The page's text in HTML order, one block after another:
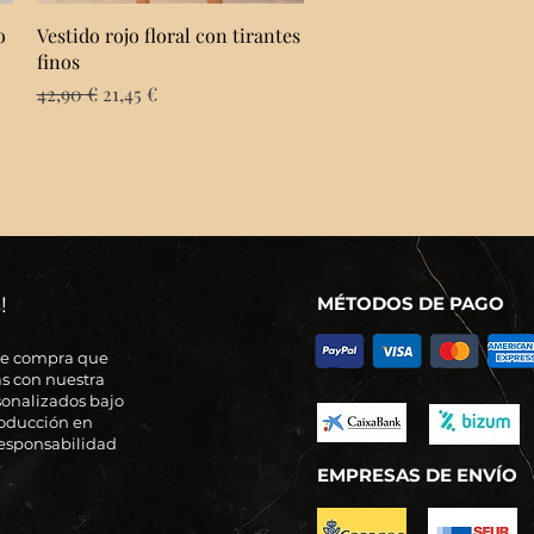
Vista rápida
Vestido rojo floral con tirantes
finos
Precio
42,90 € Precio de oferta
21,45 €
compra que
con nuestra
bajo
en
MÉTODOS DE PAGO
EMPRESAS DE ENVÍO